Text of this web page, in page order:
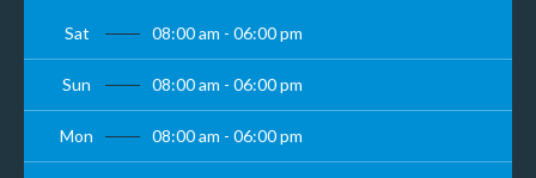
Sat 08:00 am - 06:00 pm
Sun 08:00 am - 06:00 pm
Mon 08:00 am - 06:00 pm